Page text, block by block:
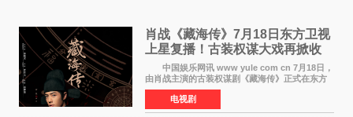
肖战《藏海传》7月18日东方卫视
上星复播！古装权谋大戏再掀收
视热潮
中国娱乐网讯 www yule com cn 7月18日，
由肖战主演的古装权谋剧《藏海传》正式在东方
卫视上星复播，引发广泛关注。该剧此前已在网
络平台播出，凭借精良制作和紧凑剧情收获不俗
口碑，此次上
电视剧